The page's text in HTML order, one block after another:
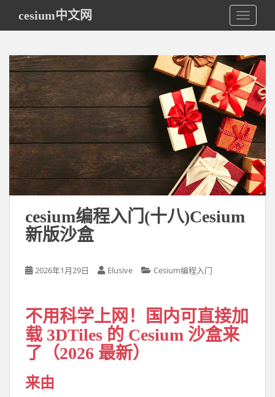
i
cesium中文网
cesium编程入门(十八)Cesium
新版沙盒
2026年1月29日 Elusive Cesium编程入门
不用科学上网！国内可直接加
载 3DTiles 的 Cesium 沙盒来
了（2026 最新）
来由